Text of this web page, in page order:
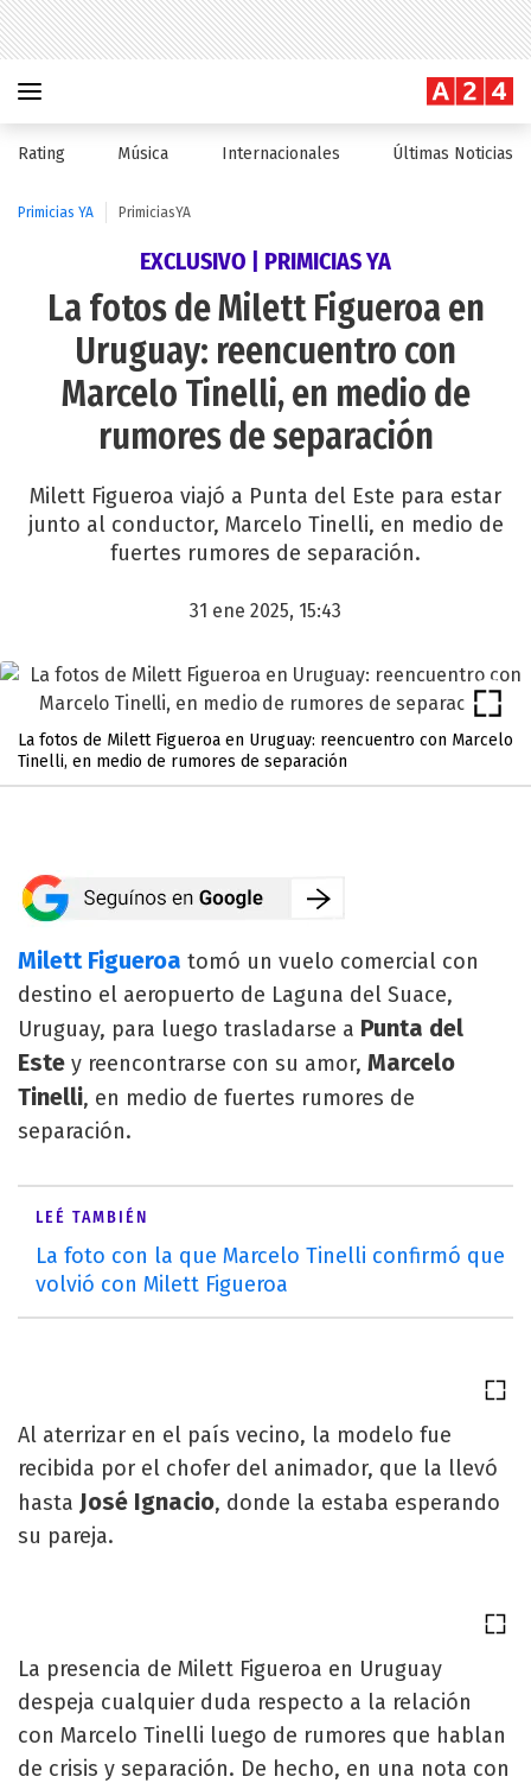
Rating Música Internacionales Últimas Noticias
Primicias YA PrimiciasYA
EXCLUSIVO | PRIMICIAS YA
La fotos de Milett Figueroa en
Uruguay: reencuentro con
Marcelo Tinelli, en medio de
rumores de separación
Milett Figueroa viajó a Punta del Este para estar
junto al conductor, Marcelo Tinelli, en medio de
fuertes rumores de separación.
31 ene 2025, 15:43
La fotos de Milett Figueroa en Uruguay: reencuentro con Marcelo
Tinelli, en medio de rumores de separación
Milett Figueroa tomó un vuelo comercial con
destino el aeropuerto de Laguna del Suace,
Uruguay, para luego trasladarse a Punta del
Este y reencontrarse con su amor, Marcelo
Tinelli, en medio de fuertes rumores de
separación.
LEÉ TAMBIÉN
La foto con la que Marcelo Tinelli confirmó que
volvió con Milett Figueroa
Al aterrizar en el país vecino, la modelo fue
recibida por el chofer del animador, que la llevó
hasta José Ignacio, donde la estaba esperando
su pareja.
La presencia de Milett Figueroa en Uruguay
despeja cualquier duda respecto a la relación
con Marcelo Tinelli luego de rumores que hablan
de crisis y separación. De hecho, en una nota con